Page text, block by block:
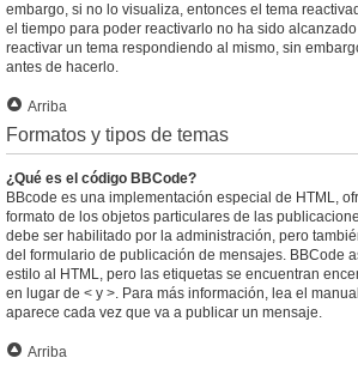
embargo, si no lo visualiza, entonces el tema
el tiempo para poder reactivarlo no ha sido
reactivar un tema respondiendo al mismo, sin
antes de hacerlo.
Arriba
Formatos y tipos de temas
¿Qué es el código BBCode?
BBcode es una implementación especial de HTML,
formato de los objetos particulares de las
debe ser habilitado por la administración, pero
del formulario de publicación de mensajes. BBCode
estilo al HTML, pero las etiquetas se encuentran
en lugar de < y >. Para más información, lea el
aparece cada vez que va a publicar un mensaje.
Arriba